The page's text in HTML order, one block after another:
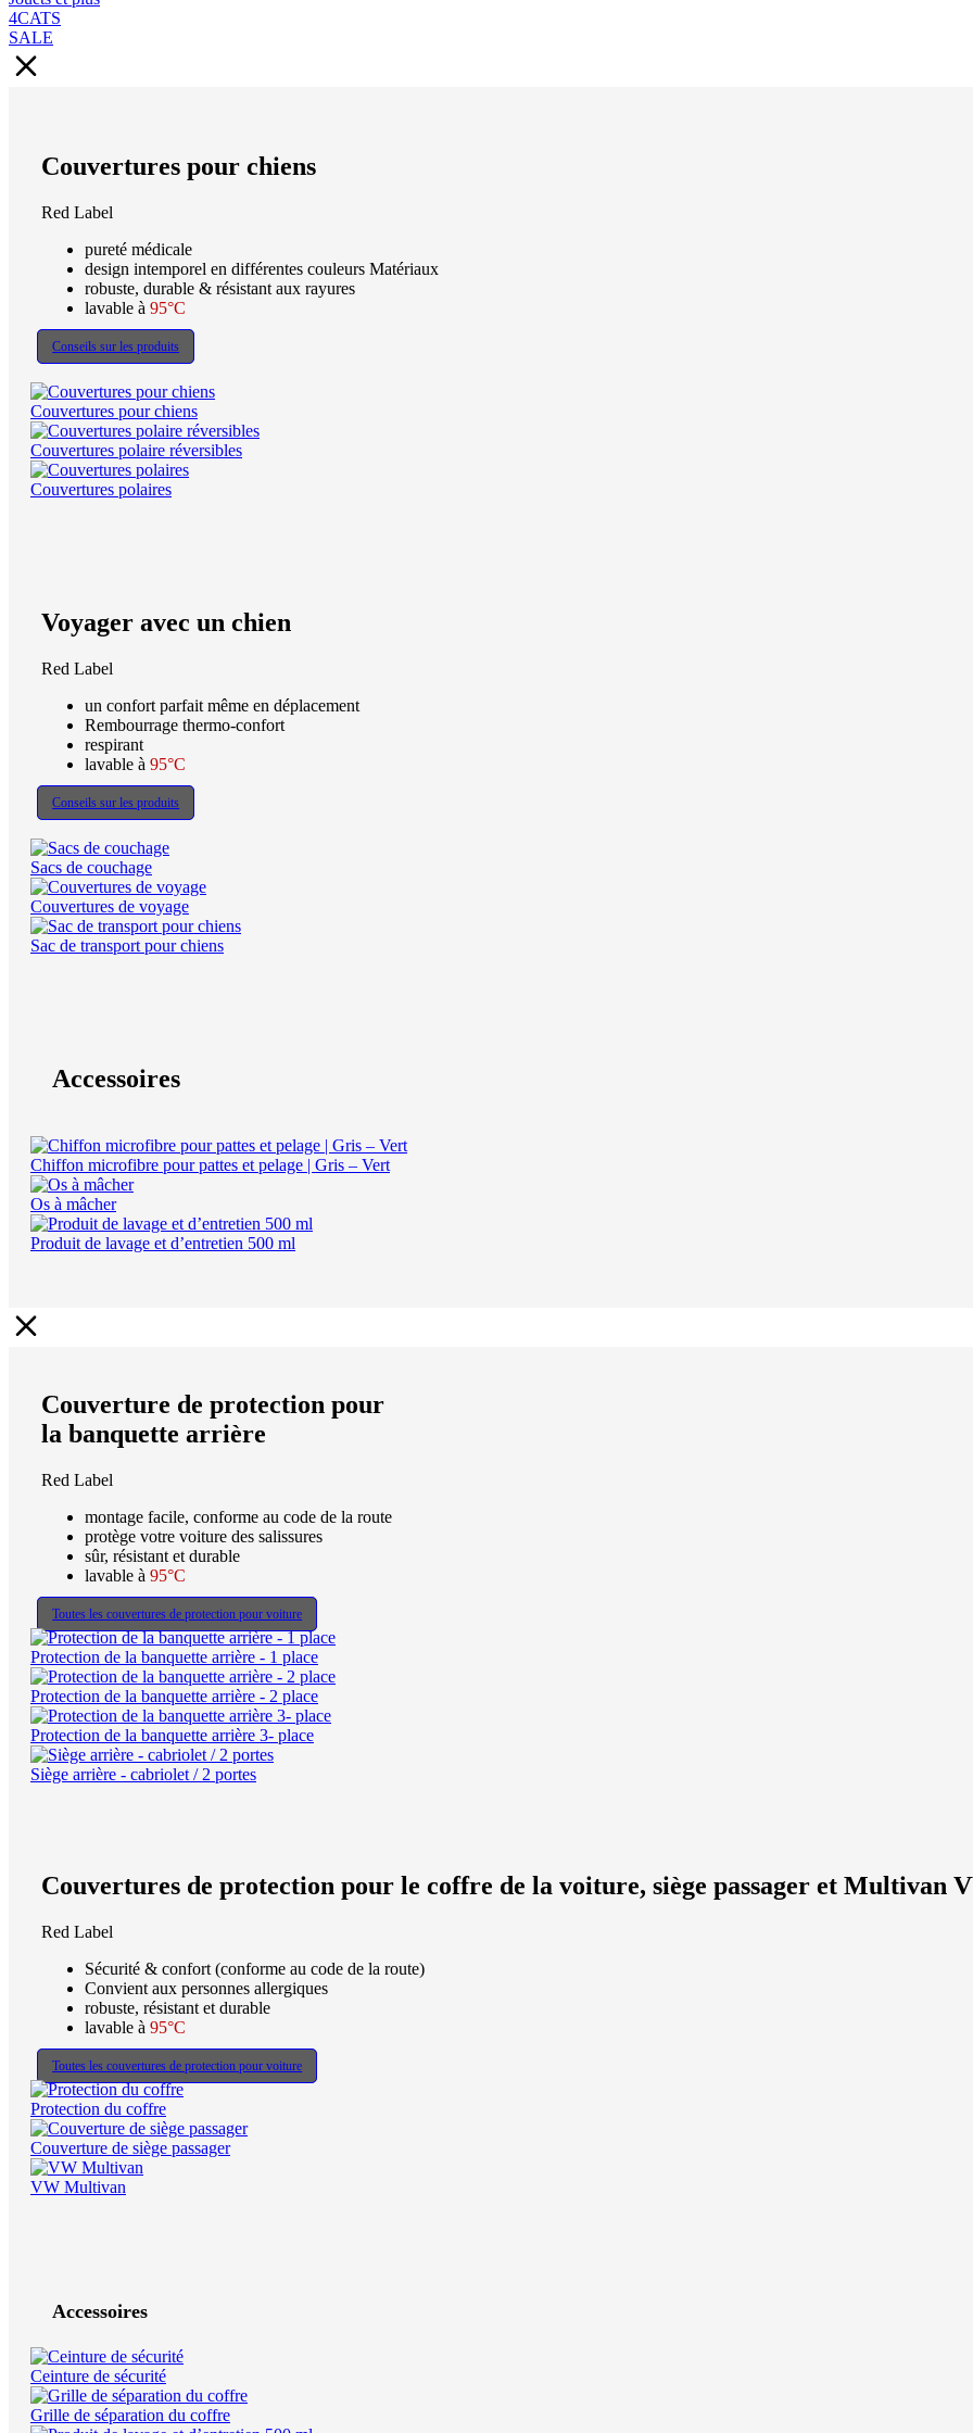
4CATS
SALE
Couvertures pour chiens
Red Label
pureté médicale
design intemporel en différentes couleurs Matériaux
robuste, durable & résistant aux rayures
lavable à 95°C
Conseils sur les produits
Couvertures pour chiens
Couvertures polaire réversibles
Couvertures polaires
Voyager avec un chien
Red Label
un confort parfait même en déplacement
Rembourrage thermo-confort
respirant
lavable à 95°C
Conseils sur les produits
Sacs de couchage
Couvertures de voyage
Sac de transport pour chiens
Accessoires
Chiffon microfibre pour pattes et pelage | Gris – Vert
Os à mâcher
Produit de lavage et d’entretien 500 ml
Couverture de protection pour
la banquette arrière
Red Label
montage facile, conforme au code de la route
protège votre voiture des salissures
sûr, résistant et durable
lavable à 95°C
Toutes les couvertures de protection pour voiture
Protection de la banquette arrière - 1 place
Protection de la banquette arrière - 2 place
Protection de la banquette arrière 3- place
Siège arrière - cabriolet / 2 portes
Couvertures de protection pour le coffre de la voiture, siège passager et Multivan
Red Label
Sécurité & confort (conforme au code de la route)
Convient aux personnes allergiques
robuste, résistant et durable
lavable à 95°C
Toutes les couvertures de protection pour voiture
Protection du coffre
Couverture de siège passager
VW Multivan
Accessoires
Ceinture de sécurité
Grille de séparation du coffre